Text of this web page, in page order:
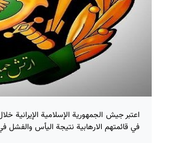
اعتبر جيش الجمهورية الإسلامية الإيرانية
في قائمتهم الارهابية نتيجة اليأس والفشل